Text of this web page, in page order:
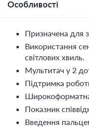
Особливості
Призначена для
Використання
світлових хвиль.
Мультитач у 2
Підтримка
Показник
Введення